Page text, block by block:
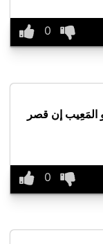
المَعِيب إن قصر